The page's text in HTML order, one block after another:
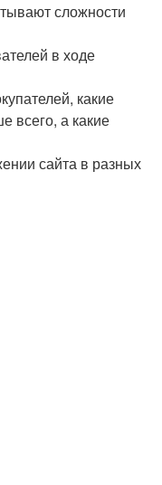
сложности
в ходе
какие
всего, а какие
сайта в разных